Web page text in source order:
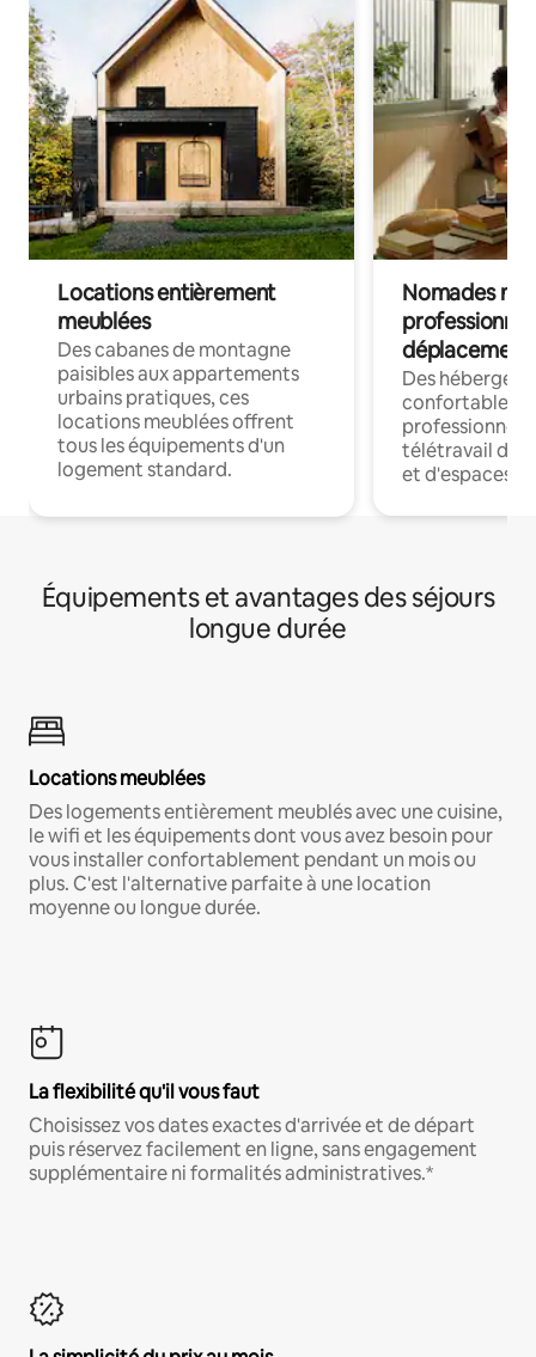
Locations entièrement
meublées
Des cabanes de montagne
paisibles aux appartements
urbains pratiques, ces
locations meublées offrent
tous les équipements d'un
logement standard.
Nomades
déplacement
Des
confortables
professionnels
télétravail
et d'espaces
Équipements et avantages des séjours
longue durée
Locations meublées
Des logements entièrement meublés avec une cuisine,
le wifi et les équipements dont vous avez besoin pour
vous installer confortablement pendant un mois ou
plus. C'est l'alternative parfaite à une location
moyenne ou longue durée.
La flexibilité qu'il vous faut
Choisissez vos dates exactes d'arrivée et de départ
puis réservez facilement en ligne, sans engagement
supplémentaire ni formalités administratives.*